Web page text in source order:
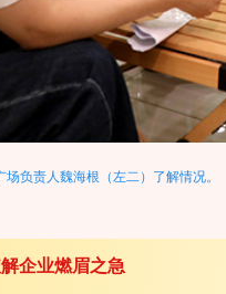
负责人魏海根（左二）了解情况。
企业燃眉之急